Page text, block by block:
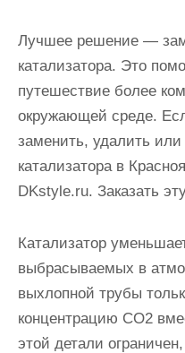
Лучшее решение —
катализатора. Это
путешествие более
окружающей среде.
заменить, удалить
катализатора в
DKstyle.ru. Заказать
Катализатор
выбрасываемых в
выхлопной трубы
концентрацию CO2
этой детали